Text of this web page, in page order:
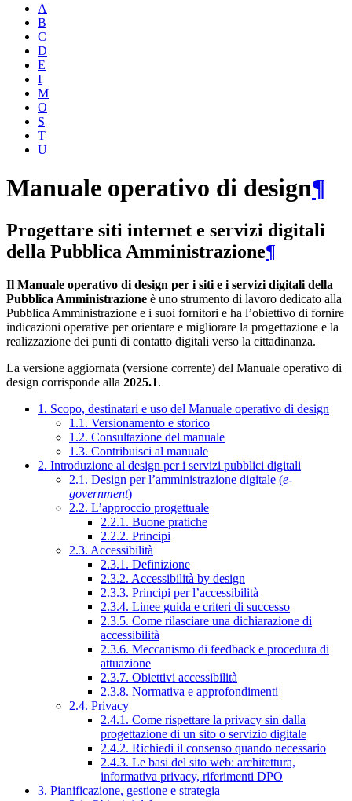
A
B
C
D
E
I
M
O
S
T
U
Manuale operativo di design¶
Progettare siti internet e servizi digitali
della Pubblica Amministrazione¶
Il Manuale operativo di design per i siti e i servizi digitali della
Pubblica Amministrazione è uno strumento di lavoro dedicato alla
Pubblica Amministrazione e i suoi fornitori e ha l’obiettivo di fornire
indicazioni operative per orientare e migliorare la progettazione e la
realizzazione dei punti di contatto digitali verso la cittadinanza.
La versione aggiornata (versione corrente) del Manuale operativo di
design corrisponde alla 2025.1.
1. Scopo, destinatari e uso del Manuale operativo di design
1.1. Versionamento e storico
1.2. Consultazione del manuale
1.3. Contribuisci al manuale
2. Introduzione al design per i servizi pubblici digitali
2.1. Design per l’amministrazione digitale (e-
government)
2.2. L’approccio progettuale
2.2.1. Buone pratiche
2.2.2. Principi
2.3. Accessibilità
2.3.1. Definizione
2.3.2. Accessibilità by design
2.3.3. Principi per l’accessibilità
2.3.4. Linee guida e criteri di successo
2.3.5. Come rilasciare una dichiarazione di
accessibilità
2.3.6. Meccanismo di feedback e procedura di
attuazione
2.3.7. Obiettivi accessibilità
2.3.8. Normativa e approfondimenti
2.4. Privacy
2.4.1. Come rispettare la privacy sin dalla
progettazione di un sito o servizio digitale
2.4.2. Richiedi il consenso quando necessario
2.4.3. Le basi del sito web: architettura,
informativa privacy, riferimenti DPO
3. Pianificazione, gestione e strategia